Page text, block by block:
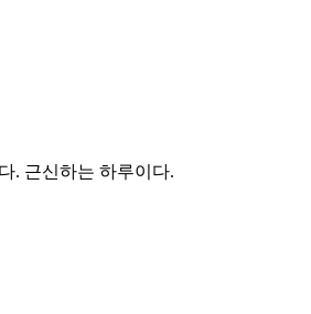
. 근신하는 하루이다.